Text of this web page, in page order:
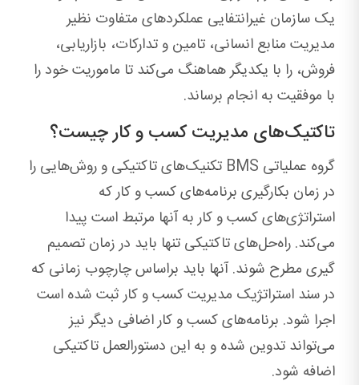
یک سازمان غیرانتفایی عملکردهای متفاوت نظیر
مدیریت منابع انسانی، تامین و تدارکات، بازاریابی،
فروش، را با یکدیگر هماهنگ می‌کند تا ماموریت خود را
با موفقیت به انجام برساند.
تاکتیک‌های مدیریت کسب و کار چیست؟
گروه عملیاتی BMS تکنیک‌های تاکتیکی و روش‌هایی را
در زمان بکارگیری برنامه‌های کسب و کار که
استراتژی‌های کسب و کار به آنها مرتبط است پیدا
می‌کند. راه‌حل‌های تاکتیکی تنها باید در زمان تصمیم
گیری مطرح شوند. آنها باید براساس چارچوب زمانی که
در سند استراتژیک مدیریت کسب و کار ثبت شده است
اجرا شود. برنامه‌های کسب و کار اضافی دیگر نیز
می‌تواند تدوین شده و به این دستورالعمل تاکتیکی
اضافه شود.